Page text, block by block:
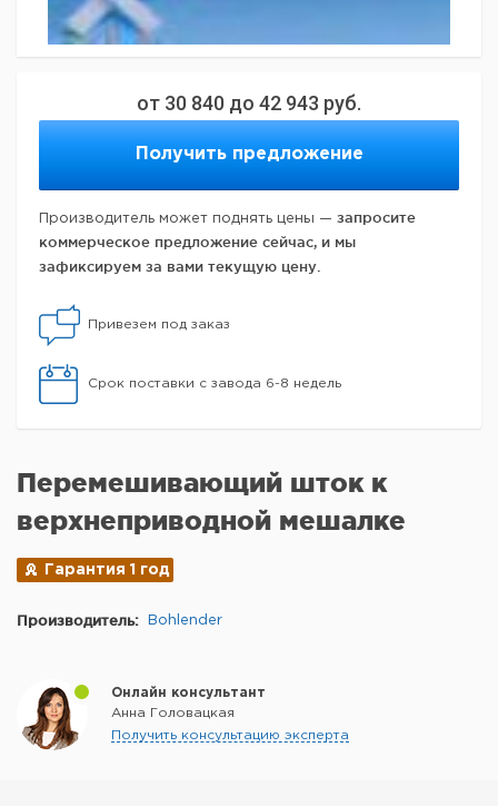
от 30 840 до 42 943 руб.
Получить предложение
Производитель может поднять цены — запросите
коммерческое предложение сейчас, и мы
зафиксируем за вами текущую цену.
Привезем под заказ
Срок поставки с завода 6-8 недель
Перемешивающий шток к
верхнеприводной мешалке
Гарантия 1 год
Производитель: Bohlender
Онлайн консультант
Анна Головацкая
Получить консультацию эксперта